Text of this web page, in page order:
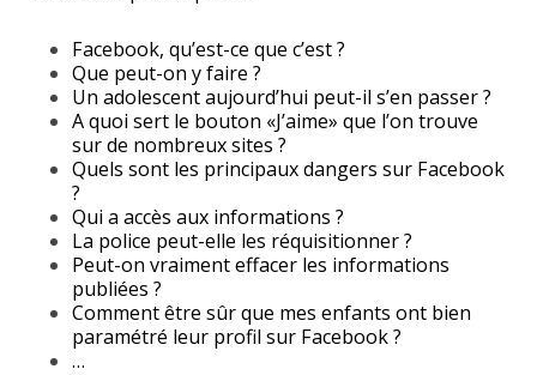
Facebook, qu’est-ce que c’est ?
Que peut-on y faire ?
Un adolescent aujourd’hui peut-il s’en passer ?
A quoi sert le bouton «J’aime» que l’on trouve
sur de nombreux sites ?
Quels sont les principaux dangers sur Facebook
?
Qui a accès aux informations ?
La police peut-elle les réquisitionner ?
Peut-on vraiment effacer les informations
publiées ?
Comment être sûr que mes enfants ont bien
paramétré leur profil sur Facebook ?
…